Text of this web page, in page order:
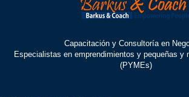
Capacitación y Consultoría en
Especialistas en emprendimientos y pequeñas y
(PYMEs)